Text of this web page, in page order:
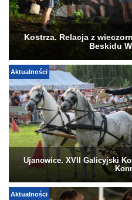
Kostrza. Relacja z
Beskidu
Aktualności
Ujanowice. XVII Galicyjski
Aktualności